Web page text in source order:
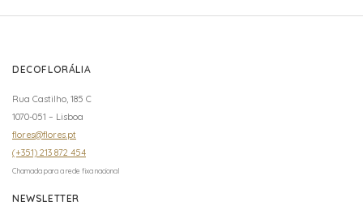
DECOFLORÁLIA
Rua Castilho, 185 C
1070-051 – Lisboa
flores@flores.pt
(+351) 213 872 454
Chamada para a rede fixa nacional
NEWSLETTER